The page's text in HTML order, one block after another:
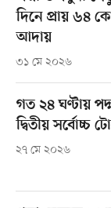
দিনে প্রায় ৬৪
আদায়
৩১ মে ২০২৬
গত ২৪ ঘণ্টায়
দ্বিতীয় সর্বোচ্চ
২৭ মে ২০২৬